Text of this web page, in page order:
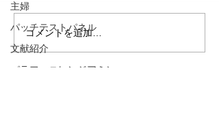
主婦
パッチテストパネル
文献紹介
パラフェニレンジアミン
ベニヤ板、絶縁体、消毒、脱
臭、殺虫剤など 【感作されや
すい職業】 皮革製品、自動車
コメントを追加…